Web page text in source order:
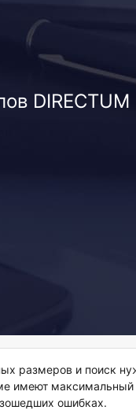
DIRECTUM
размеров и поиск
имеют максимальный
ошибках.